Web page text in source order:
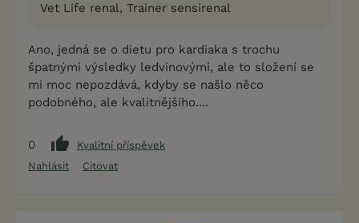
Vet Life renal, Trainer sensirenal
Ano, jedná se o dietu pro kardiaka s trochu
špatnými výsledky ledvinovými, ale to složení se
mi moc nepozdává, kdyby se našlo něco
podobného, ale kvalitnějšího....
0
Kvalitní příspěvek
Nahlásit
Citovat